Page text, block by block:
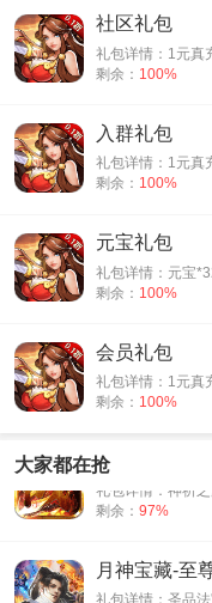
社区礼包
剩余： 100%
入群礼包
礼包详情：1元真
剩余： 100%
元宝礼包
礼包详情：元宝
剩余： 100%
会员礼包
剩余： 100%
大家都在抢烈火斩-专属
剩余： 97%
月神宝藏-至